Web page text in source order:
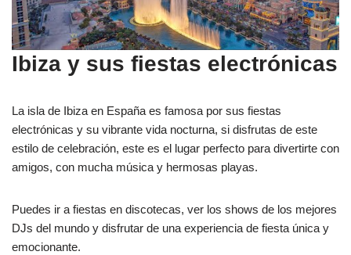
Ibiza y sus fiestas electrónicas
La isla de Ibiza en España es famosa por sus fiestas
electrónicas y su vibrante vida nocturna, si disfrutas de este
estilo de celebración, este es el lugar perfecto para divertirte con
amigos, con mucha música y hermosas playas.
Puedes ir a fiestas en discotecas, ver los shows de los mejores
DJs del mundo y disfrutar de una experiencia de fiesta única y
emocionante.